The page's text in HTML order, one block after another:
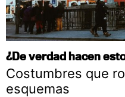
¿De verdad hacen
Costumbres que
esquemas